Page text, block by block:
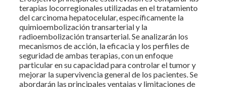
terapias locorregionales utilizadas en el tratamiento
del carcinoma hepatocelular, específicamente la
quimioembolización transarterial y la
radioembolización transarterial. Se analizarán los
mecanismos de acción, la eficacia y los perfiles de
seguridad de ambas terapias, con un enfoque
particular en su capacidad para controlar el tumor y
mejorar la supervivencia general de los pacientes. Se
abordarán las principales ventajas y limitaciones de